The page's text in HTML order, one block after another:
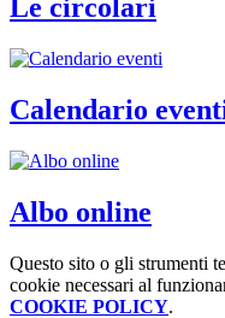
Le circolari
Calendario
Albo online
Questo sito o gli strumenti
cookie necessari al
COOKIE POLICY.